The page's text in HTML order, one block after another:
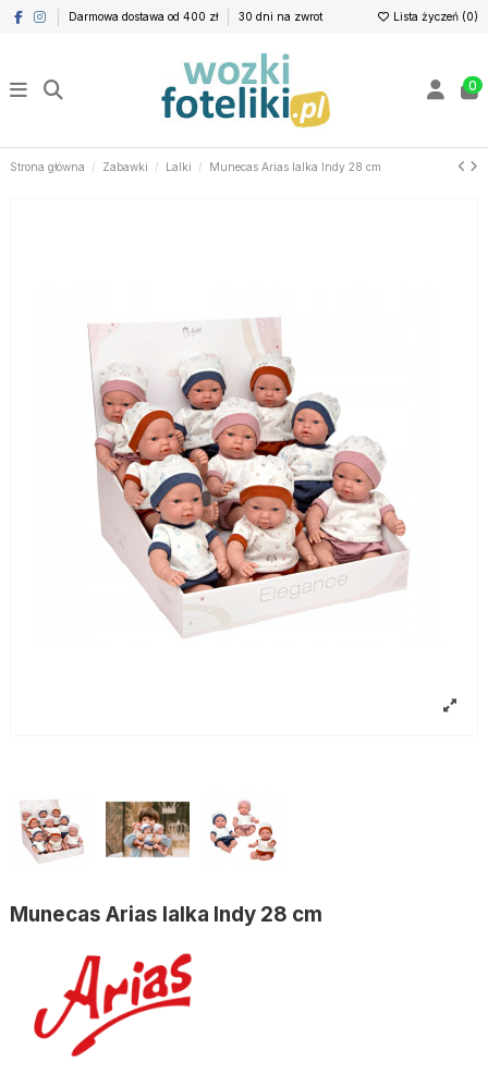
Darmowa dostawa od 400 zł 30 dni na zwrot Lista życzeń (0)
0
Strona główna Zabawki Lalki Munecas Arias lalka Indy 28 cm
Munecas Arias lalka Indy 28 cm